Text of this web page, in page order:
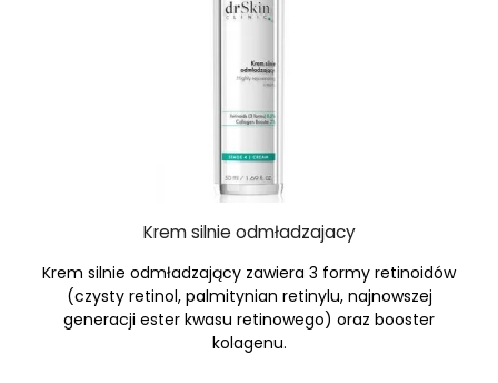
Krem silnie odmładzajacy
Krem silnie odmładzający zawiera 3 formy retinoidów
(czysty retinol, palmitynian retinylu, najnowszej
generacji ester kwasu retinowego) oraz booster
kolagenu.